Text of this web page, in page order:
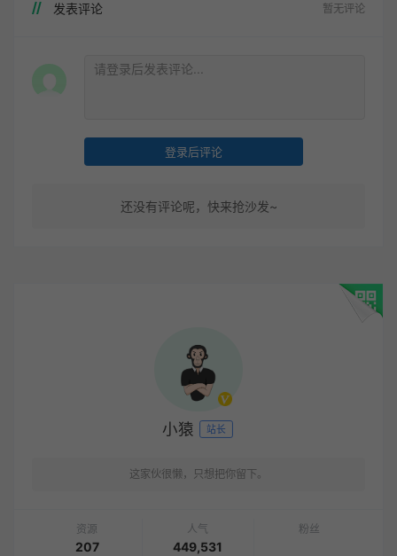
发表评论 暂无评论
登录后评论
还没有评论呢，快来抢沙发~
小猿 站长
这家伙很懒，只想把你留下。
资源
207
人气
449,531
粉丝